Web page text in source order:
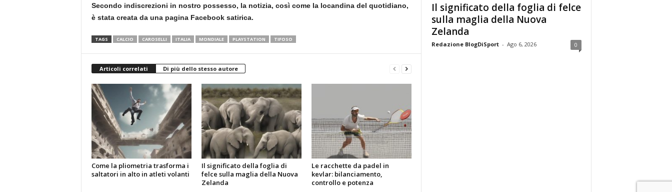
Secondo indiscrezioni in nostro possesso, la notizia, così come la locandina del quotidiano,
è stata creata da una pagina Facebook satirica.
TAGS CALCIO CAROSELLI ITALIA MONDIALE PLAYSTATION TIFOSO
Articoli correlati Di più dello stesso autore
Come la pliometria trasforma i
saltatori in alto in atleti volanti
Il significato della foglia di
felce sulla maglia della Nuova
Zelanda
Le racchette da padel in
kevlar: bilanciamento,
controllo e potenza
Il significato della foglia di felce
sulla maglia della Nuova
Zelanda
Redazione BlogDiSport - Ago 6, 2026 0